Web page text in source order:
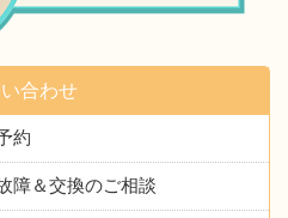
合わせ
約
障＆交換のご相談